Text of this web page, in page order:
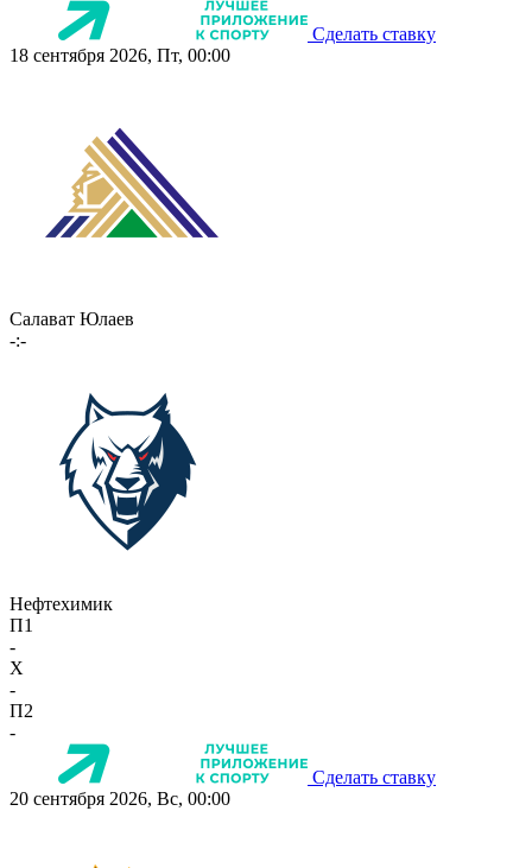
Сделать ставку
18 сентября 2026, Пт, 00:00
Салават Юлаев
-:-
Нефтехимик
П1
-
X
-
П2
-
Сделать ставку
20 сентября 2026, Вс, 00:00